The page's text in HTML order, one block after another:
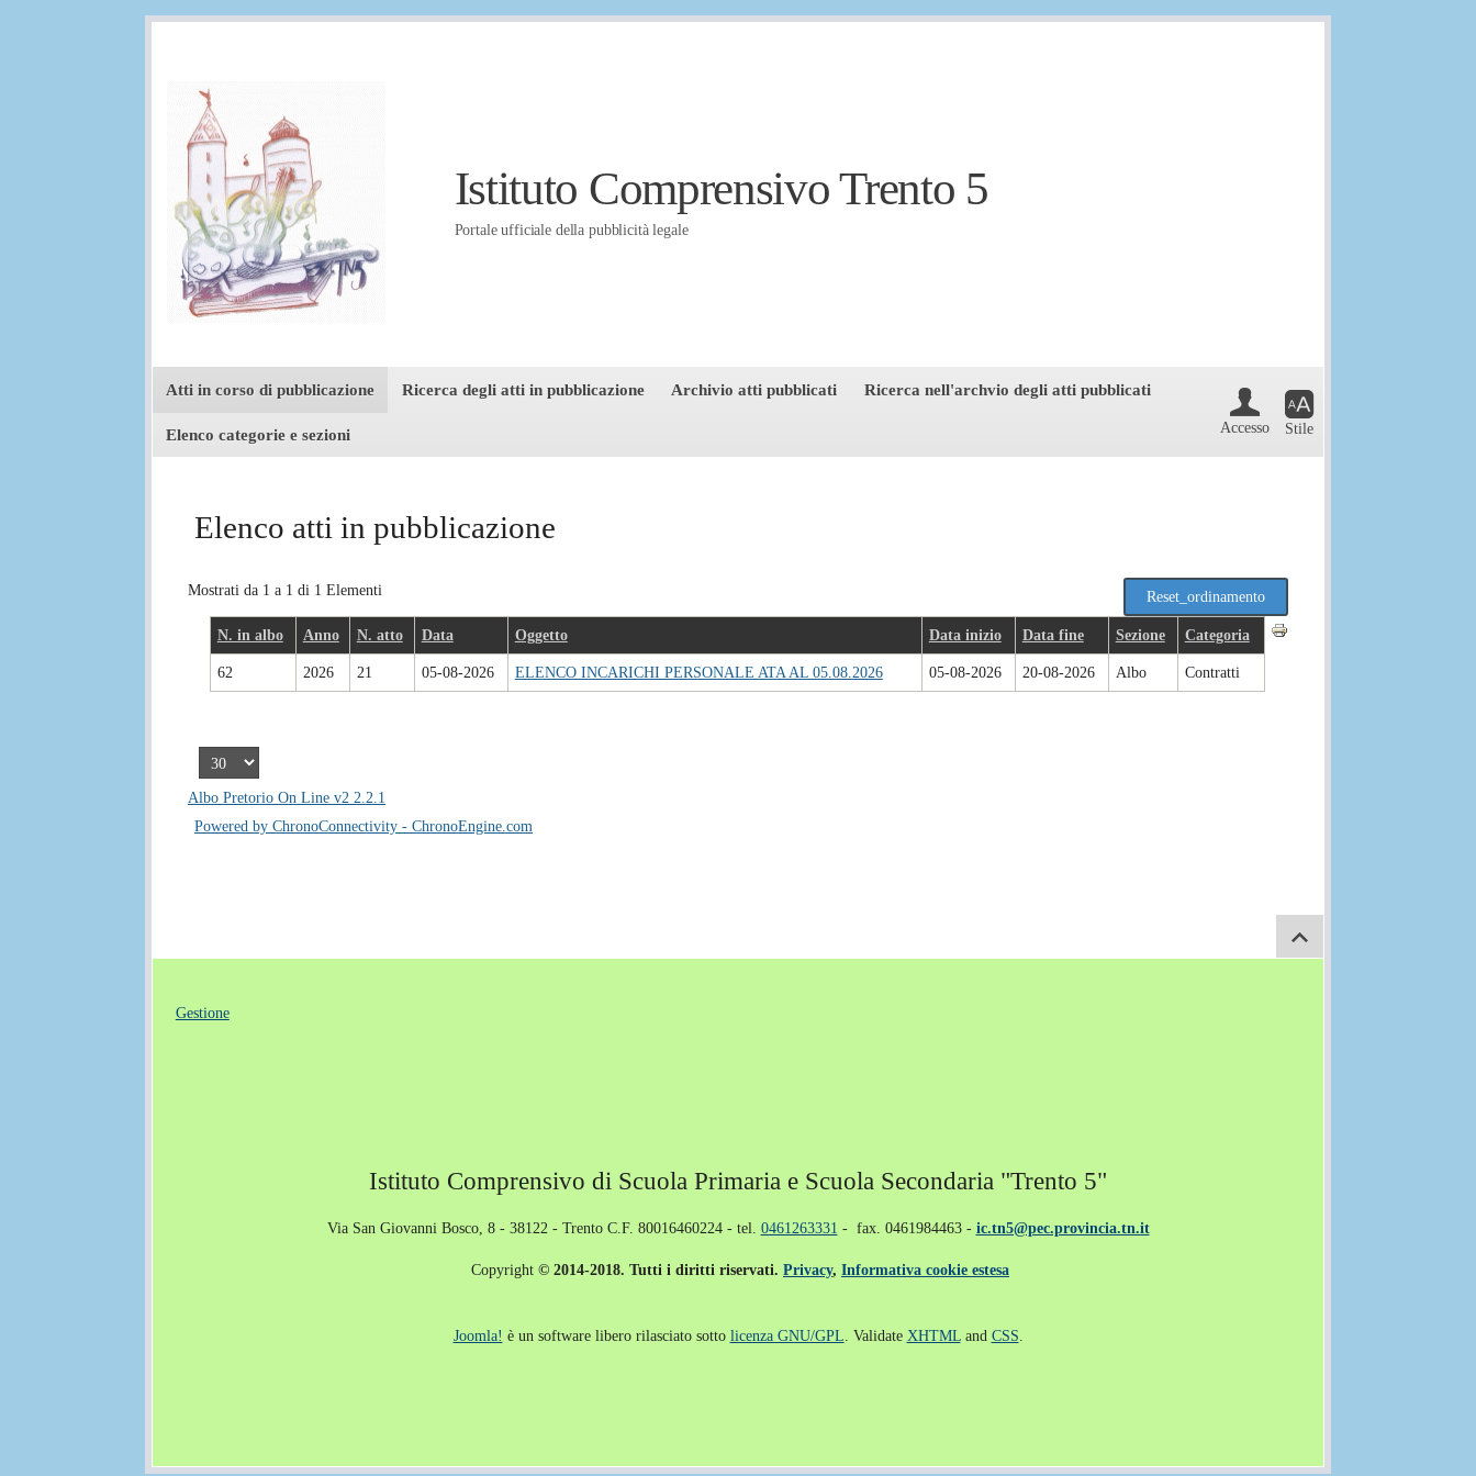
Istituto Comprensivo Trento 5
Portale ufficiale della pubblicità legale
Menu principale
Atti in corso di pubblicazione Ricerca degli atti in pubblicazione Archivio atti pubblicati Ricerca nell'archvio degli atti pubblicati
Elenco categorie e sezioni
Riquadro strumenti
Accesso Stile
Elenco atti in pubblicazione
Mostrati da 1 a 1 di 1 Elementi
N. in albo Anno N. atto Data Oggetto Data inizio Data fine Sezione Categoria
62 2026 21 05-08-2026 ELENCO INCARICHI PERSONALE ATA AL 05.08.2026 05-08-2026 20-08-2026 Albo Contratti
Albo Pretorio On Line v2 2.2.1
Powered by ChronoConnectivity - ChronoEngine.com
Salta a inizio pagina
Gestione
Istituto Comprensivo di Scuola Primaria e Scuola Secondaria "Trento 5"
Via San Giovanni Bosco, 8 - 38122 - Trento C.F. 80016460224 - tel. 0461263331 - fax. 0461984463- ic.tn5@pec.provincia.tn.it
Copyright © 2014-2018. Tutti i diritti riservati. Privacy, Informativa cookie estesa
Joomla! è un software libero rilasciato sotto licenza GNU/GPL. Validate XHTMLand CSS.